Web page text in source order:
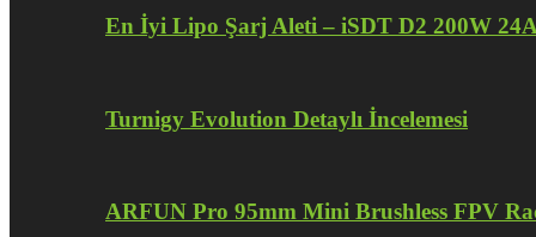
En İyi Lipo Şarj Aleti – iSDT D2 200W 24A
Turnigy Evolution Detaylı İncelemesi
ARFUN Pro 95mm Mini Brushless FPV